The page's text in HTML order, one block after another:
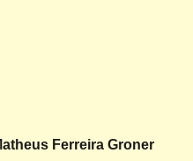
Ferreira Groner